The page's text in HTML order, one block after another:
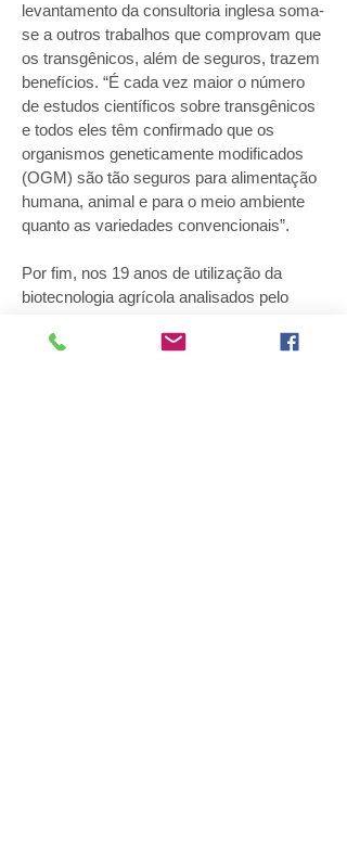
levantamento da consultoria inglesa soma-
se a outros trabalhos que comprovam que
os transgênicos, além de seguros, trazem
benefícios. “É cada vez maior o número
de estudos científicos sobre transgênicos
e todos eles têm confirmado que os
organismos geneticamente modificados
(OGM) são tão seguros para alimentação
humana, animal e para o meio ambiente
quanto as variedades convencionais”.
Por fim, nos 19 anos de utilização da
biotecnologia agrícola analisados pelo
com a adoção de transgênicos foram de